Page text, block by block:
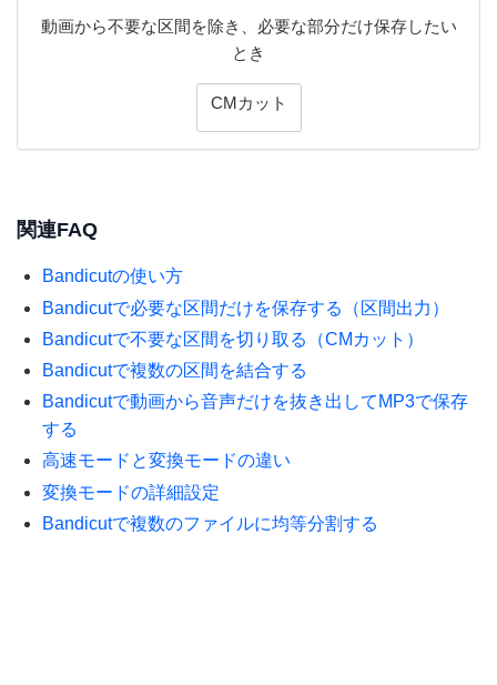
動画から不要な区間を除き、必要な部分だけ保存したい
とき
CMカット
関連FAQ
Bandicutの使い方
Bandicutで必要な区間だけを保存する（区間出力）
Bandicutで不要な区間を切り取る（CMカット）
Bandicutで複数の区間を結合する
Bandicutで動画から音声だけを抜き出してMP3で保存
する
高速モードと変換モードの違い
変換モードの詳細設定
Bandicutで複数のファイルに均等分割する